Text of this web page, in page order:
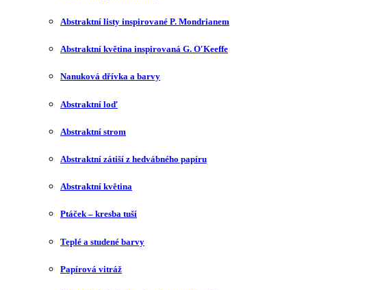
Abstraktní listy inspirované P. Mondrianem
Abstraktní květina inspirovaná G. O′Keeffe
Nanuková dřívka a barvy
Abstraktní loď
Abstraktní strom
Abstraktní zátiší z hedvábného papíru
Abstraktní květina
Ptáček – kresba tuší
Teplé a studené barvy
Papírová vitráž